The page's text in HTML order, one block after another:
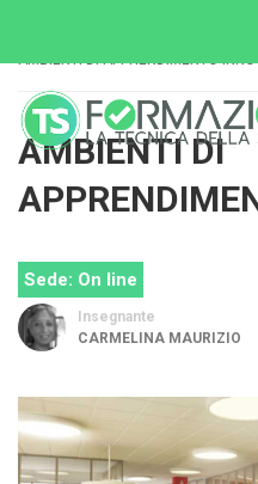
AMBIENTI DI APPRENDIMENTO
AMBIENTI DI
Sede: On line
Insegnante
CARMELINA MAURIZIO